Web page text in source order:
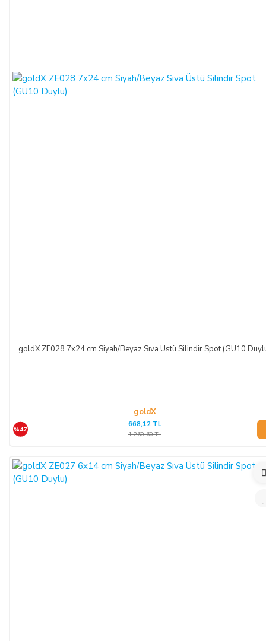
goldX ZE028 7x24 cm Siyah/Beyaz Sıva Üstü Silindir Spot (GU10
goldX
%47
668,12 TL
1.260,60 TL